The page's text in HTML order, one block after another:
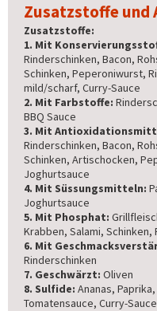
Zusatzstoffe und
Zusatzstoffe:
1. Mit
Rinderschinken, Bacon,
Schinken, Peperoniwurst,
mild/scharf, Curry-Sauce
2. Mit Farbstoffe:
BBQ Sauce
3. Mit
Rinderschinken, Bacon,
Schinken, Artischocken,
Joghurtsauce
4. Mit Süssungsmitteln:
Joghurtsauce
5. Mit Phosphat:
Krabben, Salami, Schinken,
6. Mit
Rinderschinken
7. Geschwärzt: Oliven
8. Sulfide: Ananas,
Tomatensauce, Curry-